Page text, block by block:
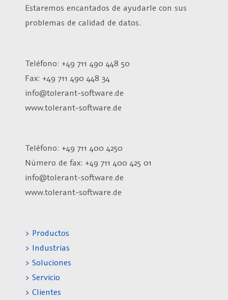
Estaremos encantados de ayudarle con sus
problemas de calidad de datos.
Teléfono: +49 711 490 448 50
Fax: +49 711 490 448 34
info@tolerant-software.de
www.tolerant-software.de
Teléfono: +49 711 400 4250
Número de fax: +49 711 400 425 01
info@tolerant-software.de
www.tolerant-software.de
> Productos
> Industrias
> Soluciones
> Servicio
> Clientes